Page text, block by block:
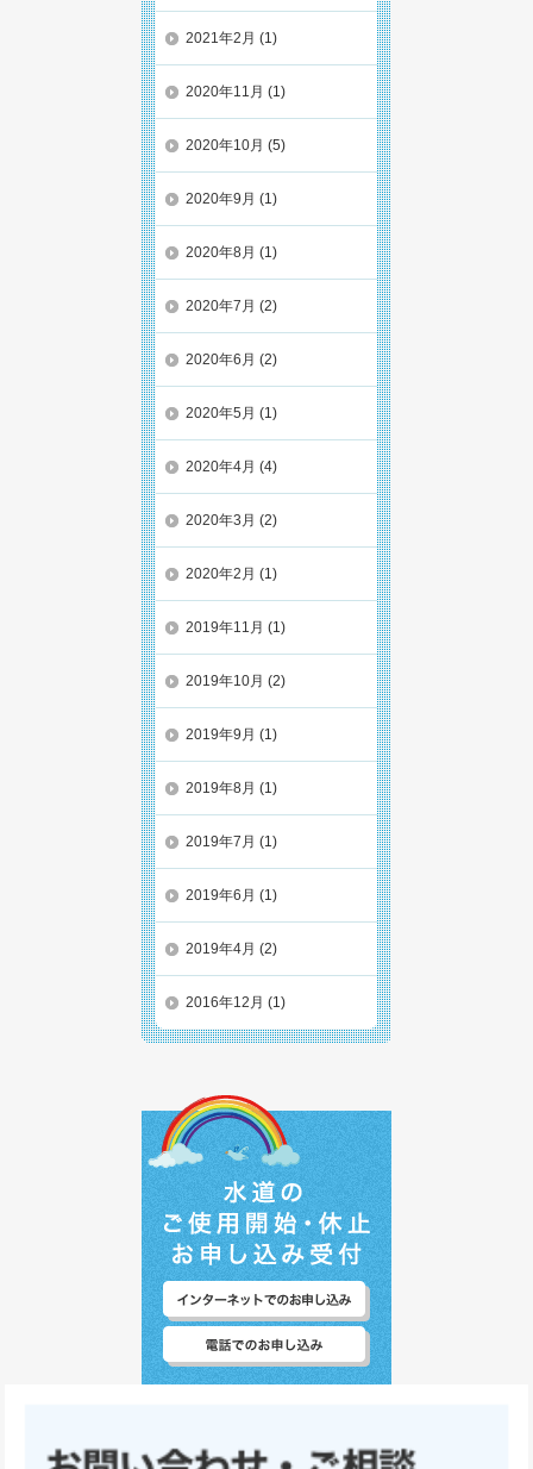
2021年2月 (1)
2020年11月 (1)
2020年10月 (5)
2020年9月 (1)
2020年8月 (1)
2020年7月 (2)
2020年6月 (2)
2020年5月 (1)
2020年4月 (4)
2020年3月 (2)
2020年2月 (1)
2019年11月 (1)
2019年10月 (2)
2019年9月 (1)
2019年8月 (1)
2019年7月 (1)
2019年6月 (1)
2019年4月 (2)
2016年12月 (1)